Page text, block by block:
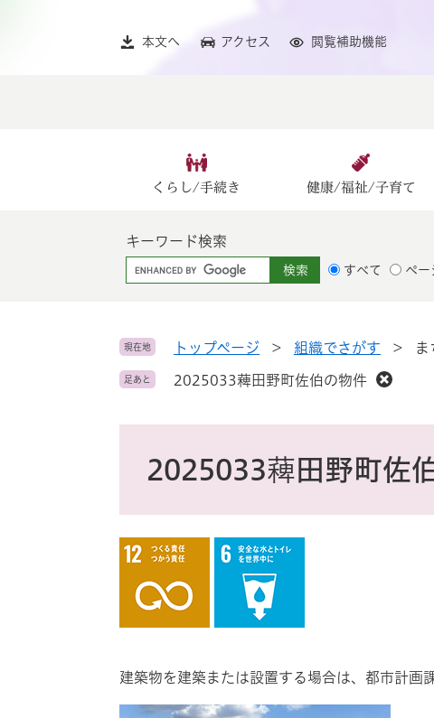
本文へ アクセス 閲覧補助機能
くらし/手続き 健康/福祉/子育て
キーワード検索
G
o
l
カ
タ
すべて ペー
現在地 トップページ > 組織でさがす > ま
足あと 2025033薭田野町佐伯の物件
2025033薭田野町佐
建築物を建築または設置する場合は、都市計画